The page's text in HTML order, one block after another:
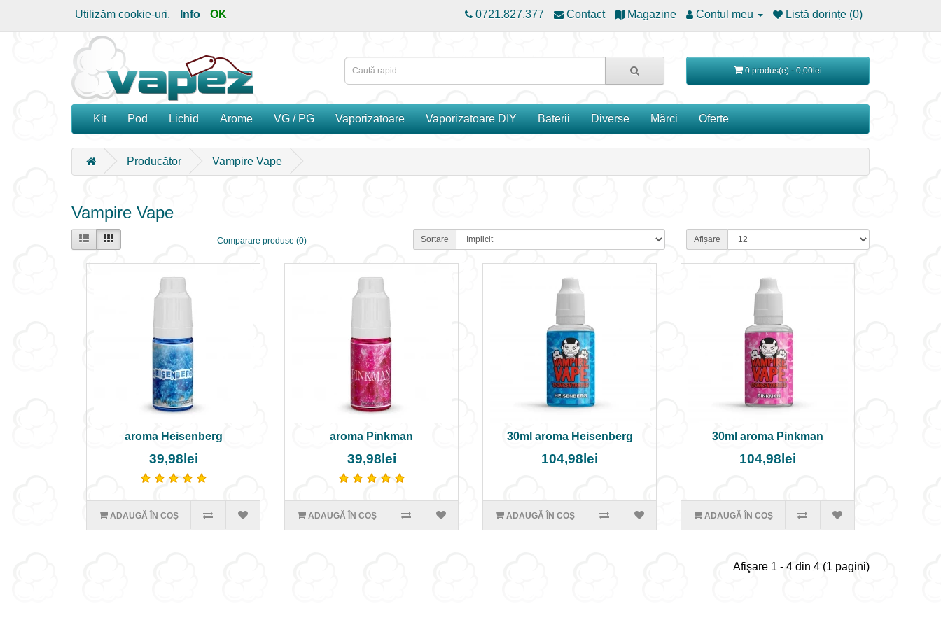
Utilizăm cookie-uri. Info OK 0721.827.377 Contact Magazine Contul meu Listă dorințe (0)
0 produs(e) - 0,00lei
Kit Pod Lichid Arome VG / PG Vaporizatoare Vaporizatoare DIY Baterii Diverse Mărci Oferte
Producător Vampire Vape
Vampire Vape
Comparare produse (0) Sortare Afișare
aroma Heisenberg
39,98lei
ADAUGĂ ÎN COŞ
aroma Pinkman
39,98lei
ADAUGĂ ÎN COŞ
30ml aroma Heisenberg
104,98lei
ADAUGĂ ÎN COŞ
30ml aroma Pinkman
104,98lei
ADAUGĂ ÎN COŞ
Afişare 1 - 4 din 4 (1 pagini)